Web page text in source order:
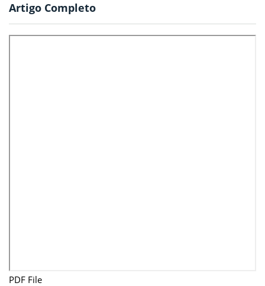
Artigo Completo
PDF File